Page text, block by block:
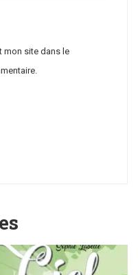
mon site dans le